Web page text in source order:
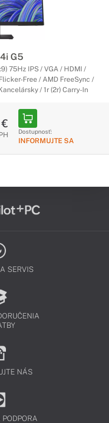
G5
75Hz IPS / VGA / HDMI /
Free / AMD FreeSync /
/ 1r (2r) Carry-In
Dostupnosť:
INFORMUJTE SA
SERVIS
NÁS